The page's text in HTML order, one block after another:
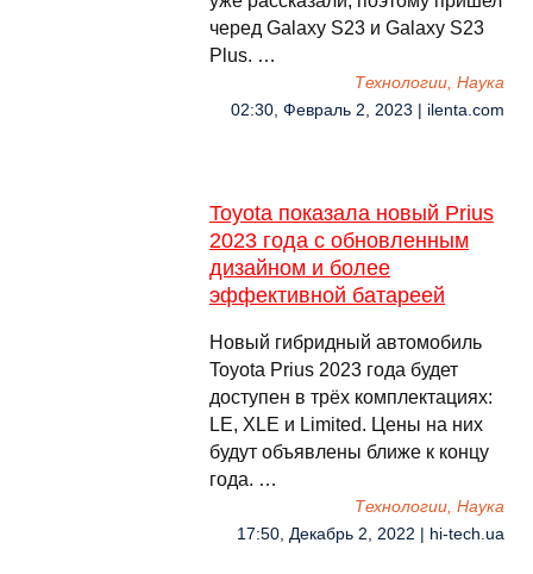
черед Galaxy S23 и Galaxy S23
Plus. …
Технологии, Наука
02:30, Февраль 2, 2023 | ilenta.com
Toyota показала новый Prius
2023 года с обновленным
дизайном и более
эффективной батареей
Новый гибридный автомобиль
Toyota Prius 2023 года будет
доступен в трёх комплектациях:
LE, XLE и Limited. Цены на них
будут объявлены ближе к концу
года. …
Технологии, Наука
17:50, Декабрь 2, 2022 | hi-tech.ua